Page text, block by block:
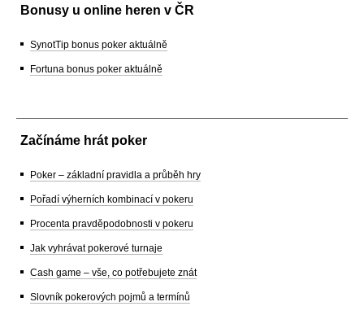
Bonusy u online heren v ČR
SynotTip bonus poker aktuálně
Fortuna bonus poker aktuálně
Začínáme hrát poker
Poker – základní pravidla a průběh hry
Pořadí výherních kombinací v pokeru
Procenta pravděpodobnosti v pokeru
Jak vyhrávat pokerové turnaje
Cash game – vše, co potřebujete znát
Slovník pokerových pojmů a termínů